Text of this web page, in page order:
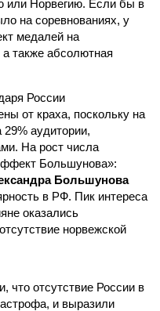
или Норвегию. Если бы в
на соревнованиях, у
медалей на
также абсолютная
России
от краха, поскольку на
аудитории,
На рост числа
Большунова»:
Большунова
в РФ. Пик интереса
оказались
норвежской
что отсутствие России в
и выразили